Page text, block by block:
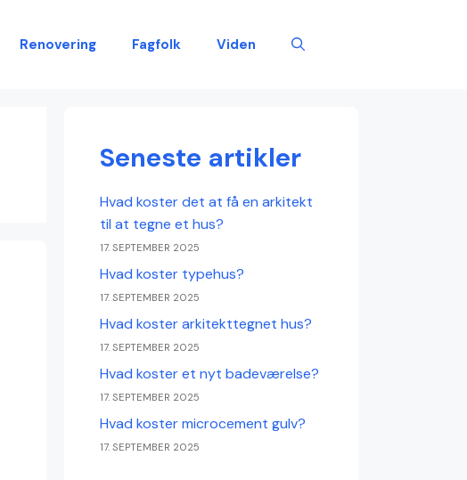
Renovering Fagfolk Viden
Seneste artikler
Hvad koster det at få en arkitekt
til at tegne et hus?
17. SEPTEMBER 2025
Hvad koster typehus?
17. SEPTEMBER 2025
Hvad koster arkitekttegnet hus?
17. SEPTEMBER 2025
Hvad koster et nyt badeværelse?
17. SEPTEMBER 2025
Hvad koster microcement gulv?
17. SEPTEMBER 2025